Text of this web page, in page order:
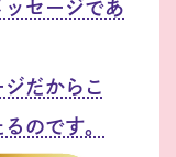
セージであ
だからこ
のです。